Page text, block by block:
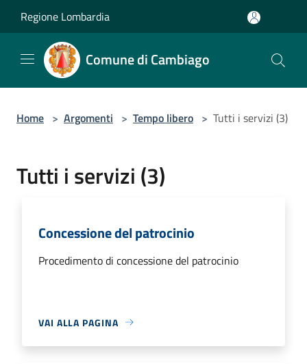
Regione Lombardia
Comune di Cambiago
Home > Argomenti > Tempo libero > Tutti i servizi (3)
Tutti i servizi (3)
Concessione del patrocinio
Procedimento di concessione del patrocinio
VAI ALLA PAGINA